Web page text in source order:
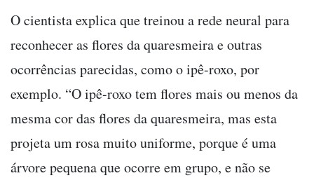
O cientista explica que treinou a rede neural para
reconhecer as flores da quaresmeira e outras
ocorrências parecidas, como o ipê-roxo, por
exemplo. “O ipê-roxo tem flores mais ou menos da
mesma cor das flores da quaresmeira, mas esta
projeta um rosa muito uniforme, porque é uma
árvore pequena que ocorre em grupo, e não se